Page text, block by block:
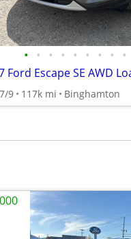
• • • • • • • • •
7/9 117k mi Binghamton